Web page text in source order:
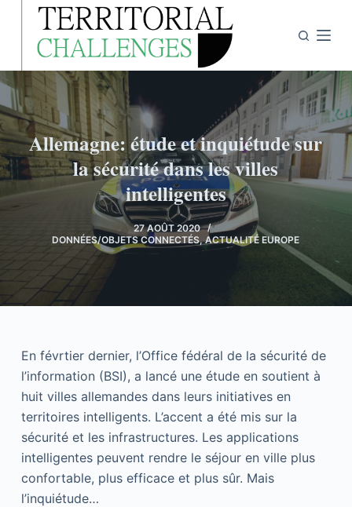
e
r
a
u
c
o
u
Allemagne: étude et inquiétude sur
la sécurité dans les villes
intelligentes
27 AOÛT 2020
DONNÉES/OBJETS CONNECTÉS,ACTUALITÉ EUROPE
En févrtier dernier, l’Office fédéral de la sécurité de
l’information (BSI), a lancé une étude en soutient à
huit villes allemandes dans leurs initiatives en
territoires intelligents. L’accent a été mis sur la
sécurité et les infrastructures. Les applications
intelligentes peuvent rendre le séjour en ville plus
confortable, plus efficace et plus sûr. Mais
l’inquiétude…